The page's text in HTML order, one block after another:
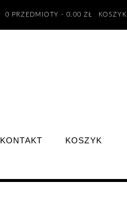
0 PRZEDMIOTY - 0.00 ZŁ KOSZYK
KONTAKT KOSZYK